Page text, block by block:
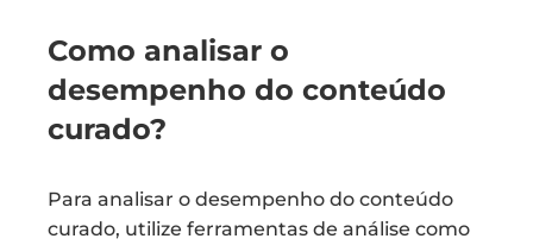
Como analisar o
desempenho do conteúdo
curado?
Para analisar o desempenho do conteúdo
curado, utilize ferramentas de análise como